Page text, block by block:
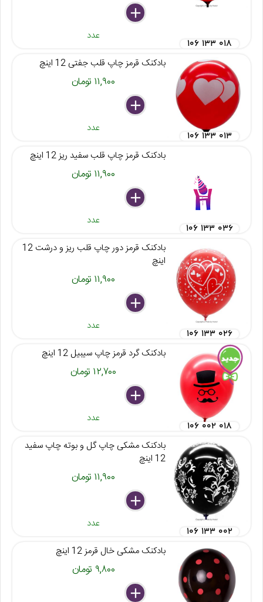
delete
remove
add
عدد
۱۰۶ ۱۳۳ ۰۱۸
بادکنک قرمز چاپ قلب جفتی 12 اینچ
۱۱,۹۰۰ تومان
delete
remove
add
عدد
۱۰۶ ۱۳۳ ۰۱۳
بادکنک قرمز چاپ قلب سفید ریز 12 اینچ
۱۱,۹۰۰ تومان
delete
remove
add
عدد
۱۰۶ ۱۳۳ ۰۳۶
بادکنک قرمز دور چاپ قلب ریز و درشت 12
اینچ
۱۱,۹۰۰ تومان
delete
remove
add
عدد
۱۰۶ ۱۳۳ ۰۲۶
بادکنک گرد قرمز چاپ سیبیل 12 اینچ
۱۲,۷۰۰ تومان
delete
remove
add
عدد
۱۰۶ ۰۰۲ ۰۱۸
بادکنک مشکی چاپ گل و بوته چاپ سفید
12 اینچ
۱۱,۹۰۰ تومان
delete
remove
add
عدد
۱۰۶ ۱۳۳ ۰۰۲
بادکنک مشکی خال قرمز 12 اینچ
۹,۸۰۰ تومان
delete
remove
add